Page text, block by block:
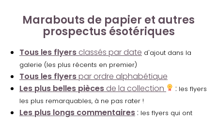
Marabouts de papier et autres
prospectus ésotériques
Tous les flyers classés par date d'ajout dans la
galerie (les plus récents en premier)
Tous les flyerspar ordre alphabétique
Les plus belles pièces de la collection : les flyers
les plus remarquables, à ne pas rater !
Les plus longs commentaires : les flyers qui ont